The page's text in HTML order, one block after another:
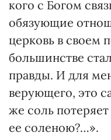
кого с Богом
обязующие
церковь в своем
большинстве
правды. И для
верующего, это
же соль
ее соленою?…».